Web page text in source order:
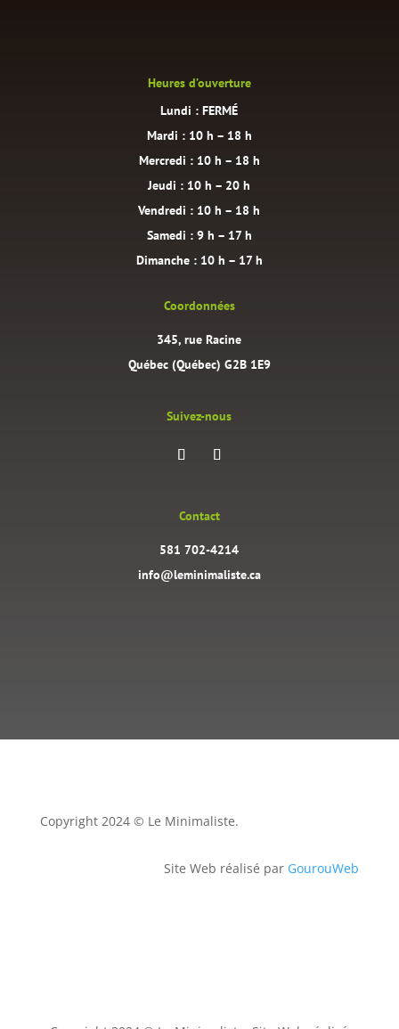
Heures d’ouverture
Lundi : FERMÉ
Mardi : 10 h – 18 h
Mercredi : 10 h – 18 h
Jeudi : 10 h – 20 h
Vendredi : 10 h – 18 h
Samedi : 9 h – 17 h
Dimanche : 10 h – 17 h
Coordonnées
345, rue Racine
Québec (Québec) G2B 1E9
Suivez-nous
Contact
581 702-4214
info@leminimaliste.ca
Copyright 2024 © Le Minimaliste.
Site Web réalisé par GourouWeb